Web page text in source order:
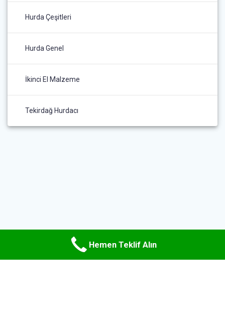
Hurda Çeşitleri
Hurda Genel
İkinci El Malzeme
Tekirdağ Hurdacı
Hemen Teklif Alın